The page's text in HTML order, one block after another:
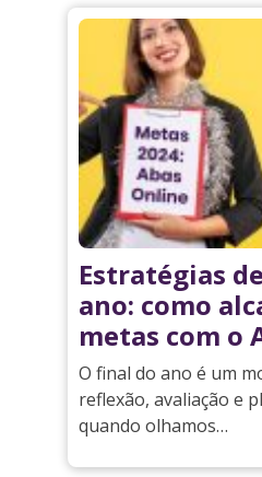
Estratégias
ano: como
metas com o
O final do ano é um
reflexão, avaliação e
quando olhamos…